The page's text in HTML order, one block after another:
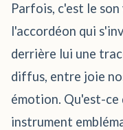
Parfois, c'est le
l'accordéon qui
derrière lui une
diffus, entre joie
émotion. Qu'est-ce
instrument